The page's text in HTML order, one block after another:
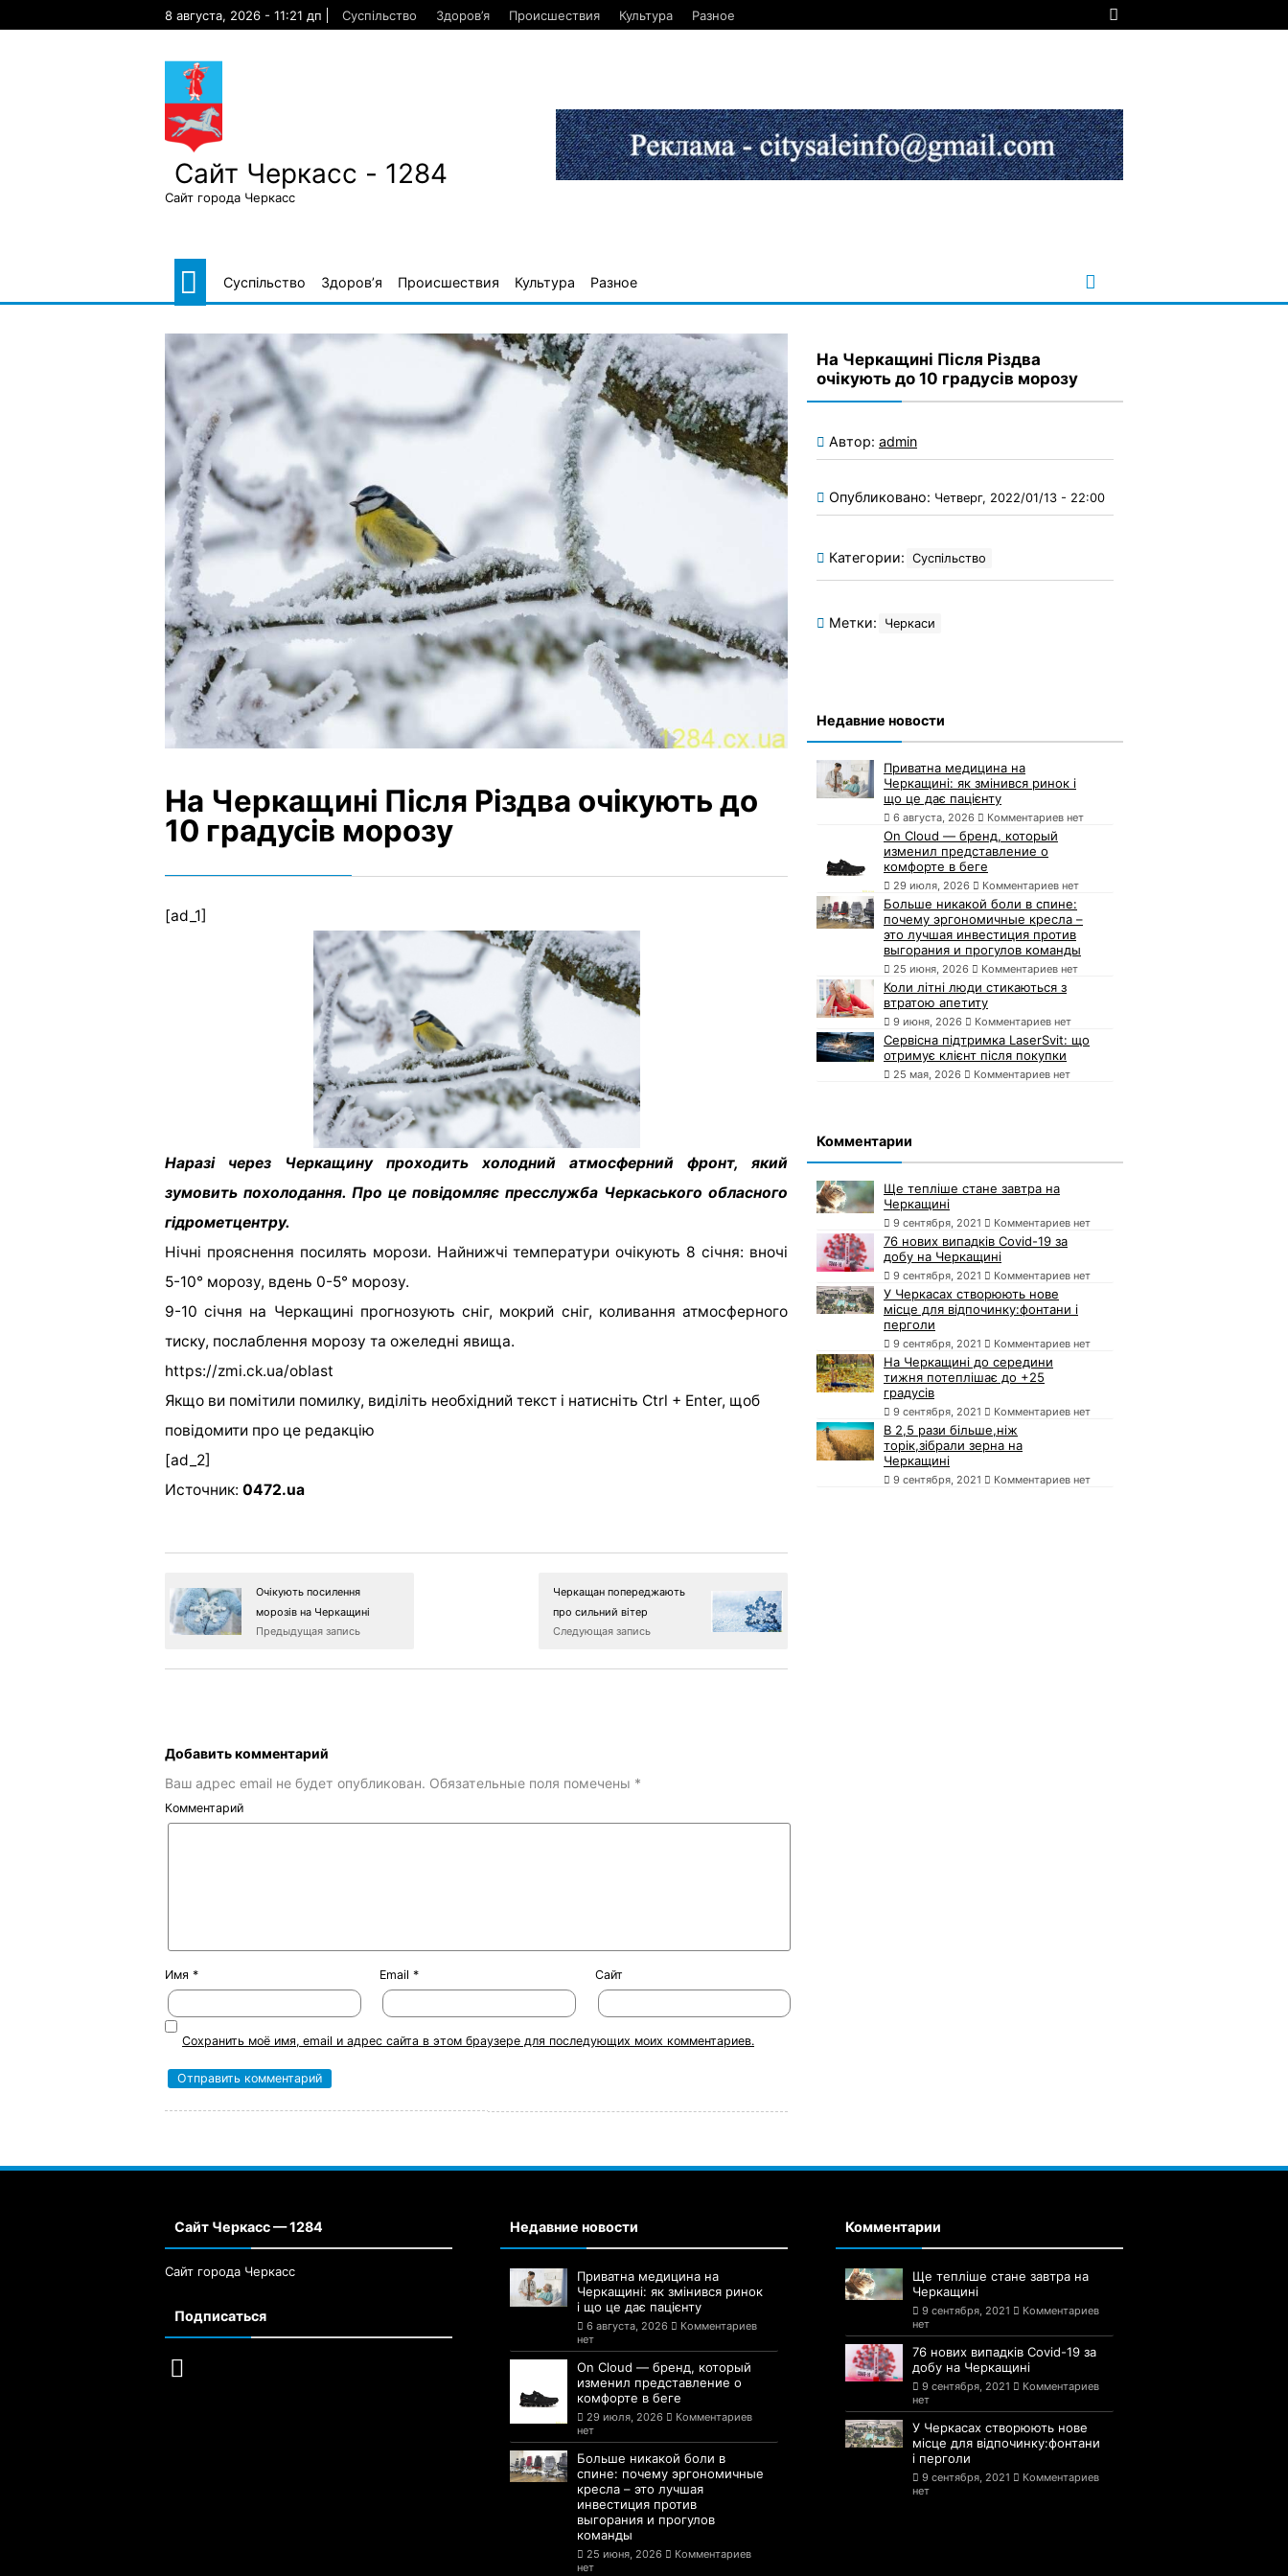
8 августа, 2026 - 11:21 дп Суспільство Здоров’я Происшествия Культура Разное
Сайт Черкасс - 1284
Сайт города Черкасс
Суспільство Здоров’я Происшествия Культура Разное
На Черкащині Після Різдва очікують до
10 градусів морозу
[ad_1]
Наразі через Черкащину проходить холодний атмосферний фронт, який
зумовить похолодання. Про це повідомляє пресслужба Черкаського обласного
гідрометцентру.
Нічні прояснення посилять морози. Найнижчі температури очікують 8 січня: вночі
5-10° морозу, вдень 0-5° морозу.
9-10 січня на Черкащині прогнозують сніг, мокрий сніг, коливання атмосферного
тиску, послаблення морозу та ожеледні явища.
https://zmi.ck.ua/oblast
Якщо ви помітили помилку, виділіть необхідний текст і натисніть Ctrl + Enter, щоб
повідомити про це редакцію
[ad_2]
Источник: 0472.ua
Очікують посилення
морозів на Черкащині
Предыдущая запись
Черкащан попереджають
про сильний вітер
Следующая запись
Добавить комментарий
Ваш адрес email не будет опубликован. Обязательные поля помечены *
Комментарий
Имя * Email* Сайт
Сохранить моё имя, email и адрес сайта в этом браузере для последующих моих комментариев.
На Черкащині Після Різдва
очікують до 10 градусів морозу
Автор: admin
Опубликовано: Четверг, 2022/01/13 - 22:00
Категории: Суспільство
Метки: Черкаси
Недавние новости
Приватна медицина на
Черкащині: як змінився ринок і
що це дає пацієнту
6 августа, 2026 Комментариев нет
On Cloud — бренд, который
изменил представление о
комфорте в беге
29 июля, 2026 Комментариев нет
Больше никакой боли в спине:
почему эргономичные кресла –
это лучшая инвестиция против
выгорания и прогулов команды
25 июня, 2026 Комментариев нет
Коли літні люди стикаються з
втратою апетиту
9 июня, 2026 Комментариев нет
Сервісна підтримка LaserSvit: що
отримує клієнт після покупки
25 мая, 2026 Комментариев нет
Комментарии
Ще тепліше стане завтра на
Черкащині
9 сентября, 2021 Комментариев нет
76 нових випадків Covid-19 за
добу на Черкащині
9 сентября, 2021 Комментариев нет
У Черкасах створюють нове
місце для відпочинку:фонтани і
перголи
9 сентября, 2021 Комментариев нет
На Черкащині до середини
тижня потеплішає до +25
градусів
9 сентября, 2021 Комментариев нет
В 2,5 рази більше,ніж
торік,зібрали зерна на
Черкащині
9 сентября, 2021 Комментариев нет
Сайт Черкасс — 1284
Сайт города Черкасс
Подписаться
Недавние новости
Приватна медицина на
Черкащині: як змінився ринок
і що це дає пацієнту
6 августа, 2026
Комментариев
нет
On Cloud — бренд, который
изменил представление о
комфорте в беге
29 июля, 2026
Комментариев
нет
Больше никакой боли в
спине: почему эргономичные
кресла – это лучшая
инвестиция против
выгорания и прогулов
команды
25 июня, 2026
Комментариев
нет
Комментарии
Ще тепліше стане завтра на
Черкащині
9 сентября, 2021
Комментариев
нет
76 нових випадків Covid-19 за
добу на Черкащині
9 сентября, 2021
Комментариев
нет
У Черкасах створюють нове
місце для відпочинку:фонтани
і перголи
9 сентября, 2021
Комментариев
нет